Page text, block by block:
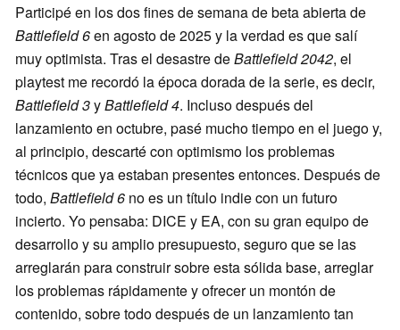
Participé en los dos fines de semana de beta abierta de
Battlefield 6en agosto de 2025 y la verdad es que salí
muy optimista. Tras el desastre deBattlefield 2042, el
playtest me recordó la época dorada de la serie, es decir,
Battlefield 3yBattlefield 4. Incluso después del
lanzamiento en octubre, pasé mucho tiempo en el juego y,
al principio, descarté con optimismo los problemas
técnicos que ya estaban presentes entonces. Después de
todo, Battlefield 6 no es un título indie con un futuro
incierto. Yo pensaba: DICE y EA, con su gran equipo de
desarrollo y su amplio presupuesto, seguro que se las
arreglarán para construir sobre esta sólida base, arreglar
los problemas rápidamente y ofrecer un montón de
contenido, sobre todo después de un lanzamiento tan